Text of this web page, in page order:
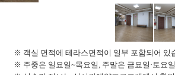
※ 객실 면적에 테라스면적이 일부 포함되어 있
※ 주중은 일요일~목요일, 주말은 금요일·토요